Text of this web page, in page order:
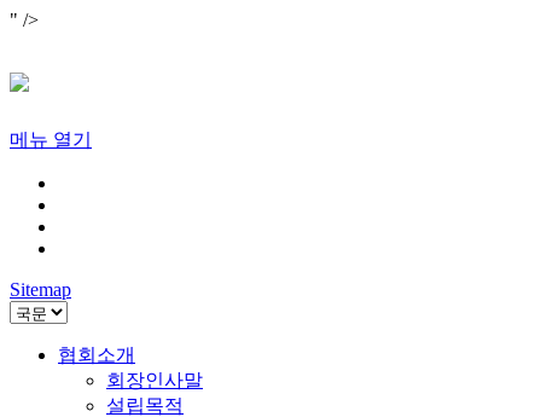
" />
메뉴 열기
Sitemap
협회소개
회장인사말
설립목적